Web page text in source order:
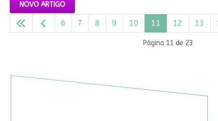
NOVO ARTIGO
Página 11 de 23
6 7 8 9 10 11 12 13